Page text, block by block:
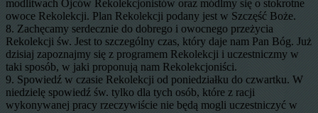
modlitwach Ojców Rekolekcjonistów oraz módlmy się o stokrotne
owoce Rekolekcji. Plan Rekolekcji podany jest w Szczęść Boże.
8. Zachęcamy serdecznie do dobrego i owocnego przeżycia
Rekolekcji św. Jest to szczególny czas, który daje nam Pan Bóg. Już
dzisiaj zapoznajmy się z programem Rekolekcji i uczestniczmy w
taki sposób, w jaki proponują nam Rekolekcjoniści.
9. Spowiedź w czasie Rekolekcji od poniedziałku do czwartku. W
niedzielę spowiedź św. tylko dla tych osób, które z racji
wykonywanej pracy rzeczywiście nie będą mogli uczestniczyć w